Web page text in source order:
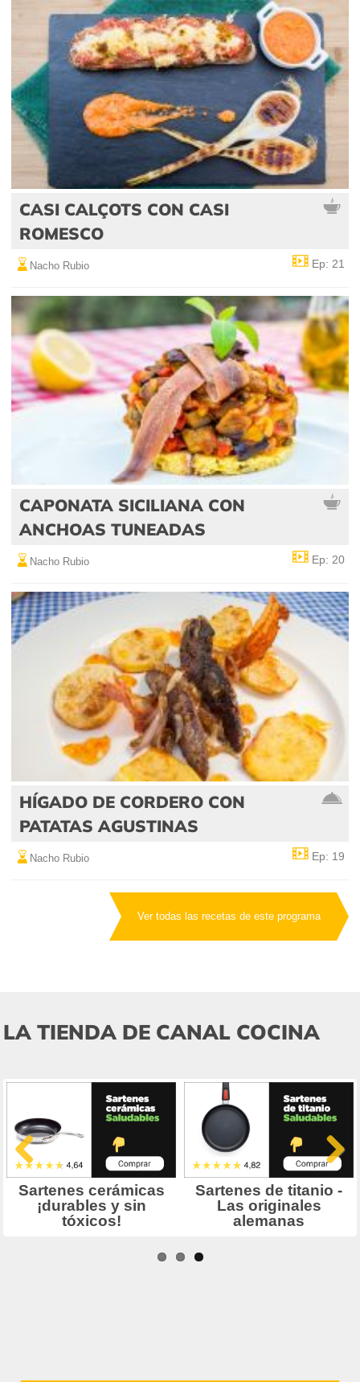
CASI CALÇOTS CON CASI
ROMESCO
Nacho Rubio Ep: 21
CAPONATA SICILIANA CON
ANCHOAS TUNEADAS
Nacho Rubio Ep: 20
HÍGADO DE CORDERO CON
PATATAS AGUSTINAS
Nacho Rubio Ep: 19
Ver todas las recetas de este programa
LA TIENDA DE CANAL COCINA